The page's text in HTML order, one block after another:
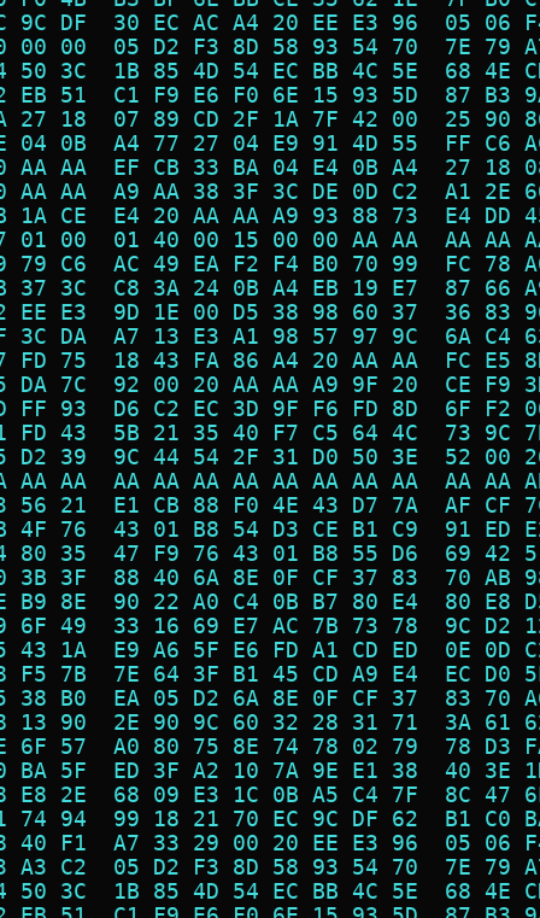
9C DF  30 EC AC A4 20 EE E3 96  05
00 00  05 D2 F3 8D 58 93 54 70  7E
50 3C  1B 85 4D 54 EC BB 4C 5E  68
EB 51  C1 F9 E6 F0 6E 15 93 5D  87
27 18  07 89 CD 2F 1A 7F 42 00  25
04 0B  A4 77 27 04 E9 91 4D 55  FF
AA AA  EF CB 33 BA 04 E4 0B A4  27
AA AA  A9 AA 38 3F 3C DE 0D C2  A1
1A CE  E4 20 AA AA A9 93 88 73  E4
01 00  01 40 00 15 00 00 AA AA  AA
79 C6  AC 49 EA F2 F4 B0 70 99  FC
37 3C  C8 3A 24 0B A4 EB 19 E7  87
EE E3  9D 1E 00 D5 38 98 60 37  36
3C DA  A7 13 E3 A1 98 57 97 9C  6A
FD 75  18 43 FA 86 A4 20 AA AA  FC
DA 7C  92 00 20 AA AA A9 9F 20  CE
FF 93  D6 C2 EC 3D 9F F6 FD 8D  6F
FD 43  5B 21 35 40 F7 C5 64 4C  73
D2 39  9C 44 54 2F 31 D0 50 3E  52
AA AA  AA AA AA AA AA AA AA AA  AA
56 21  E1 CB 88 F0 4E 43 D7 7A  AF
4F 76  43 01 B8 54 D3 CE B1 C9  91
80 35  47 F9 76 43 01 B8 55 D6  69
3B 3F  88 40 6A 8E 0F CF 37 83  70
B9 8E  90 22 A0 C4 0B B7 80 E4  80
6F 49  33 16 69 E7 AC 7B 73 78  9C
43 1A  E9 A6 5F E6 FD A1 CD ED  0E
F5 7B  7E 64 3F B1 45 CD A9 E4  EC
38 B0  EA 05 D2 6A 8E 0F CF 37  83
13 90  2E 90 9C 60 32 28 31 71  3A
6F 57  A0 80 75 8E 74 78 02 79  78
BA 5F  ED 3F A2 10 7A 9E E1 38  40
E8 2E  68 09 E3 1C 0B A5 C4 7F  8C
74 94  99 18 21 70 EC 9C DF 62  B1
40 F1  A7 33 29 00 20 EE E3 96  05
A3 C2  05 D2 F3 8D 58 93 54 70  7E
50 3C  1B 85 4D 54 EC BB 4C 5E  68